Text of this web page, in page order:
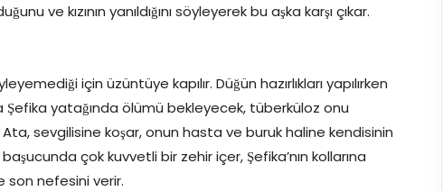
ve kızının yanıldığını söyleyerek bu aşka karşı çıkar.
için üzüntüye kapılır. Düğün hazırlıkları yapılırken
Şefika yatağında ölümü bekleyecek, tüberküloz onu
sevgilisine koşar, onun hasta ve buruk haline kendisinin
çok kuvvetli bir zehir içer, Şefika’nın kollarına
son nefesini verir.